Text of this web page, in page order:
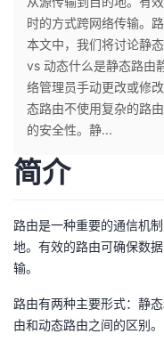
个
人
主
页
我
的
开
发
者
我
时的方式跨网络传输。
本文中，我们将讨论静
vs 动态什么是静态路由
络管理员手动更改或修
态路由不使用复杂的路
的安全性。静...
简介
路由是一种重要的通信机
地。有效的路由可确保数
输。
路由有两种主要形式：静
由和动态路由之间的区别。